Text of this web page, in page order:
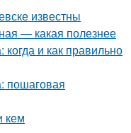
известны
— какая полезнее
и как правильно
пошаговая
кем